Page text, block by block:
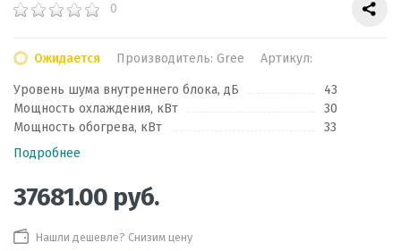
0
Ожидается Производитель: Gree Артикул:
Уровень шума внутреннего блока, дБ
43
Мощность охлаждения, кВт
30
Мощность обогрева, кВт
33
Подробнее
37681.00 руб.
Нашли дешевле? Снизим цену